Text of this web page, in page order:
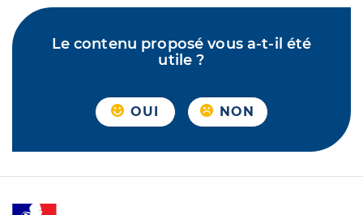
Le contenu proposé vous a-t-il été
utile ?
OUI NON